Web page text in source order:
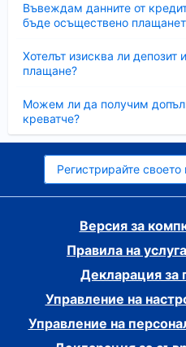
Въвеждам данните от
бъде осъществено
Хотелът изисква ли депозит
плащане?
Можем ли да получим
креватче?
Регистрирайте
Версия за
Правила на
Декларация за
Управление на
Управление на